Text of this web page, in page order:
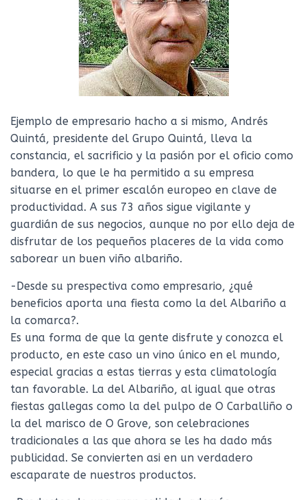
Ejemplo de empresario hacho a si mismo, Andrés
Quintá, presidente del Grupo Quintá, lleva la
constancia, el sacrificio y la pasión por el oficio como
bandera, lo que le ha permitido a su empresa
situarse en el primer escalón europeo en clave de
productividad. A sus 73 años sigue vigilante y
guardián de sus negocios, aunque no por ello deja de
disfrutar de los pequeños placeres de la vida como
saborear un buen viño albariño.
-Desde su prespectiva como empresario, ¿qué
beneficios aporta una fiesta como la del Albariño a
la comarca?.
Es una forma de que la gente disfrute y conozca el
producto, en este caso un vino único en el mundo,
especial gracias a estas tierras y esta climatología
tan favorable. La del Albariño, al igual que otras
fiestas gallegas como la del pulpo de O Carballiño o
la del marisco de O Grove, son celebraciones
tradicionales a las que ahora se les ha dado más
publicidad. Se convierten asi en un verdadero
escaparate de nuestros productos.